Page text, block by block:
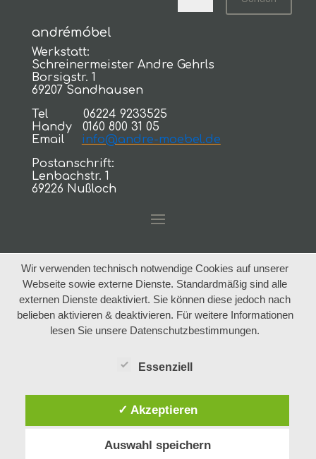
andrémóbel
Werkstatt:
Schreinermeister Andre Gehrls
Borsigstr. 1
69207 Sandhausen
Tel 06224 9233525
Handy 0160 800 31 05
Email info@andre-moebel.de
Postanschrift:
Lenbachstr. 1
69226 Nußloch
Wir verwenden technisch notwendige Cookies auf unserer
Webseite sowie externe Dienste. Standardmäßig sind alle
externen Dienste deaktiviert. Sie können diese jedoch nach
belieben aktivieren & deaktivieren. Für weitere Informationen
lesen Sie unsere Datenschutzbestimmungen.
Essenziell
✓ Akzeptieren
Auswahl speichern